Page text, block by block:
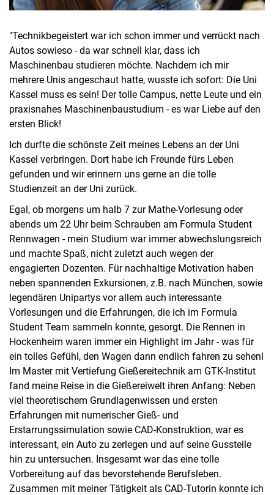
"Technikbegeistert war ich schon immer und verrückt nach
Autos sowieso - da war schnell klar, dass ich
Maschinenbau studieren möchte. Nachdem ich mir
mehrere Unis angeschaut hatte, wusste ich sofort: Die Uni
Kassel muss es sein! Der tolle Campus, nette Leute und ein
praxisnahes Maschinenbaustudium - es war Liebe auf den
ersten Blick!
Ich durfte die schönste Zeit meines Lebens an der Uni
Kassel verbringen. Dort habe ich Freunde fürs Leben
gefunden und wir erinnern uns gerne an die tolle
Studienzeit an der Uni zurück.
Egal, ob morgens um halb 7 zur Mathe-Vorlesung oder
abends um 22 Uhr beim Schrauben am Formula Student
Rennwagen - mein Studium war immer abwechslungsreich
und machte Spaß, nicht zuletzt auch wegen der
engagierten Dozenten. Für nachhaltige Motivation haben
neben spannenden Exkursionen, z.B. nach München, sowie
legendären Unipartys vor allem auch interessante
Vorlesungen und die Erfahrungen, die ich im Formula
Student Team sammeln konnte, gesorgt. Die Rennen in
Hockenheim waren immer ein Highlight im Jahr - was für
ein tolles Gefühl, den Wagen dann endlich fahren zu sehenl
Im Master mit Vertiefung Gießereitechnik am GTK-Institut
fand meine Reise in die Gießereiwelt ihren Anfang: Neben
viel theoretischem Grundlagenwissen und ersten
Erfahrungen mit numerischer Gieß- und
Erstarrungssimulation sowie CAD-Konstruktion, war es
interessant, ein Auto zu zerlegen und auf seine Gussteile
hin zu untersuchen. Insgesamt war das eine tolle
Vorbereitung auf das bevorstehende Berufsleben.
Zusammen mit meiner Tätigkeit als CAD-Tutorin konnte ich